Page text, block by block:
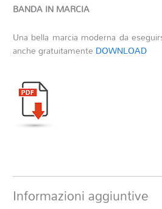
BANDA IN MARCIA
Una bella marcia moderna da
anche gratuitamente DOWNLOAD
Informazioni aggiuntive